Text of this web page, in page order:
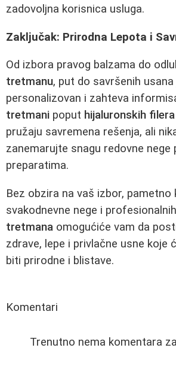
zadovoljna korisnica usluga.
Zaključak: Prirodna Lepota i
Od izbora pravog balzama do
tretmanu, put do savršenih usana
personalizovan i zahteva
tretmani poput hijaluronskih filera
pružaju savremena rešenja, ali
zanemarujte snagu redovne nege
preparatima.
Bez obzira na vaš izbor, pametno
svakodnevne nege i profesionalnih
tretmana omogućiće vam da
zdrave, lepe i privlačne usne koje
biti prirodne i blistave.
Komentari
Trenutno nema komentara